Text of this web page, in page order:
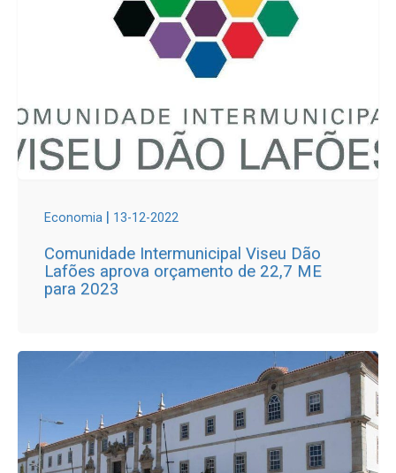
Economia | 13-12-2022
Comunidade Intermunicipal Viseu Dão
Lafões aprova orçamento de 22,7 ME
para 2023